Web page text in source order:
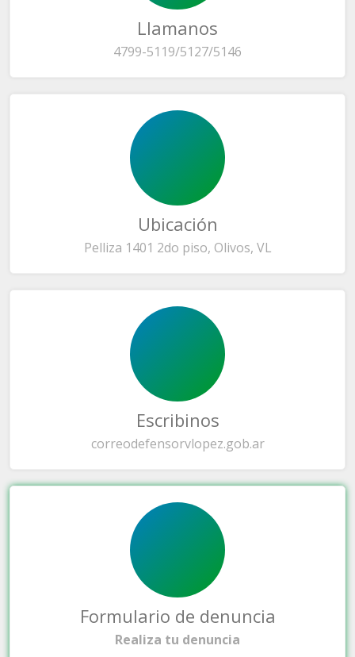
Llamanos
4799-5119/5127/5146
Ubicación
Pelliza 1401 2do piso, Olivos, VL
Escribinos
correodefensorvlopez.gob.ar
Formulario de denuncia
Realiza tu denuncia